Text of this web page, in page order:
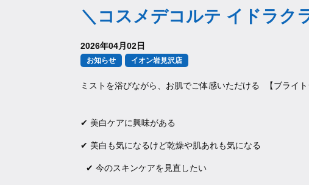
＼コスメデコルテ イドラク
2026年04月02日
お知らせ イオン岩見沢店
ミストを浴びながら、お肌でご体感いただける 【ブライ
✔︎ 美白ケアに興味がある
✔︎ 美白も気になるけど乾燥や肌あれも気になる
✔︎ 今のスキンケアを見直したい